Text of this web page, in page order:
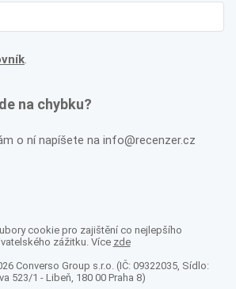
.
na chybku?
o ní napíšete na info@recenzer.cz
cookie pro zajištění co nejlepšího
zážitku. Více zde
Converso Group s.r.o. (IČ: 09322035, Sídlo:
523/1 - Libeň, 180 00 Praha 8)